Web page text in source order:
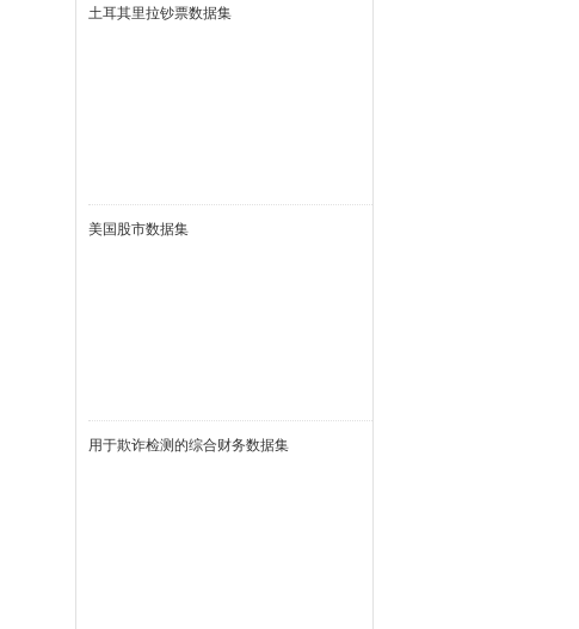
土耳其里拉钞票数据集
美国股市数据集
用于欺诈检测的综合财务数据集